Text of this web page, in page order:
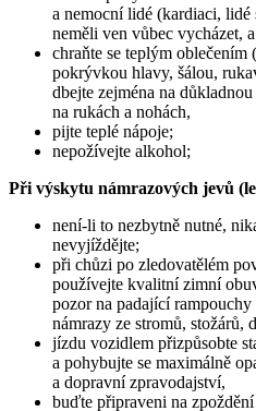
a nemocní lidé (kardiaci,
neměli ven vůbec vycházet,
chraňte se teplým oblečením
pokrývkou hlavy, šálou,
dbejte zejména na
na rukách a nohách,
pijte teplé nápoje;
nepožívejte alkohol;
Při výskytu námrazových jevů
není-li to nezbytně nutné,
nevyjíždějte;
při chůzi po zledovatělém
používejte kvalitní zimní
pozor na padající
námrazy ze stromů, stožárů,
jízdu vozidlem přizpůsobte
a pohybujte se maximálně
a dopravní zpravodajství,
buďte připraveni na